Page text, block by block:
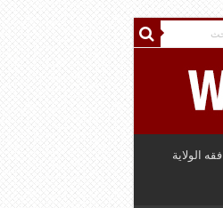
فقه الولاية